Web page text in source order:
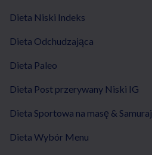
Dieta Niski Indeks
Dieta Odchudzająca
Dieta Paleo
Dieta Post przerywany Niski IG
Dieta Sportowa na masę & Samuraj
Dieta Wybór Menu